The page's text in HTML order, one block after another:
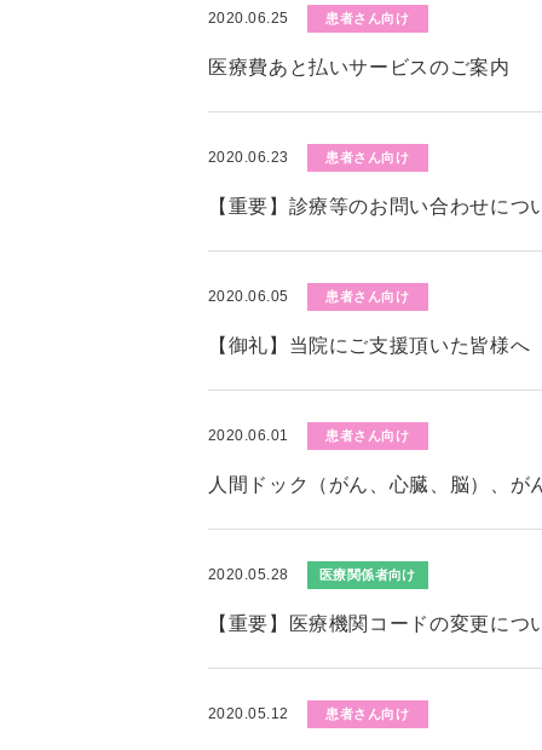
2020.06.25 患者さん向け
医療費あと払いサービスのご案内
2020.06.23 患者さん向け
【重要】診療等のお問い合わせにつ
2020.06.05 患者さん向け
【御礼】当院にご支援頂いた皆様へ
2020.06.01 患者さん向け
人間ドック（がん、心臓、脳）、が
2020.05.28 医療関係者向け
【重要】医療機関コードの変更につ
2020.05.12 患者さん向け